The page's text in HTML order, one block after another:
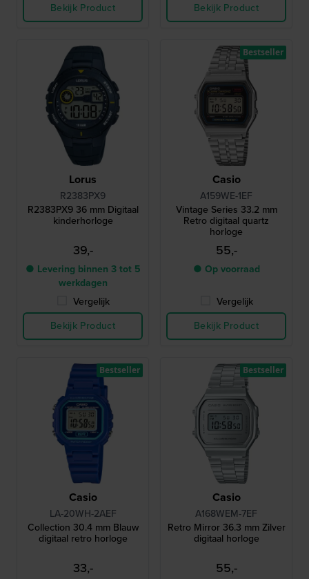
Bekijk Product
Bekijk Product
Lorus
R2383PX9
R2383PX9 36 mm Digitaal
kinderhorloge
39,-
● Levering binnen 3 tot 5
werkdagen
Vergelijk
Bekijk Product
Casio
A159WE-1EF
Vintage Series 33.2 mm
Retro digitaal quartz
horloge
55,-
● Op voorraad
Vergelijk
Bekijk Product
Bestseller
Casio
LA-20WH-2AEF
Collection 30.4 mm Blauw
digitaal retro horloge
33,-
Bestseller
Casio
A168WEM-7EF
Retro Mirror 36.3 mm Zilver
digitaal horloge
55,-
Bestseller